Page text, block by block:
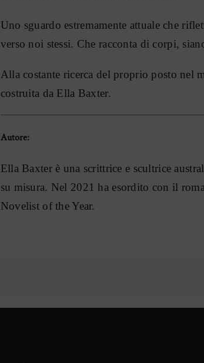
Uno sguardo estremamente attuale che
verso noi stessi. Che racconta di corpi,
Alla costante ricerca del proprio posto nel
costruita da Ella Baxter.
Autore:
Ella Baxter è una scrittrice e scultrice
su misura. Nel 2021 ha esordito con il
Novelist of the Year.